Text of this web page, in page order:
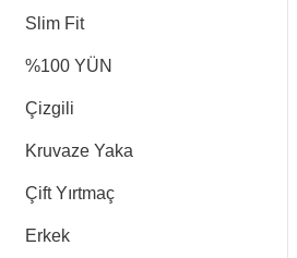
Slim Fit
%100 YÜN
Çizgili
Kruvaze Yaka
Çift Yırtmaç
Erkek